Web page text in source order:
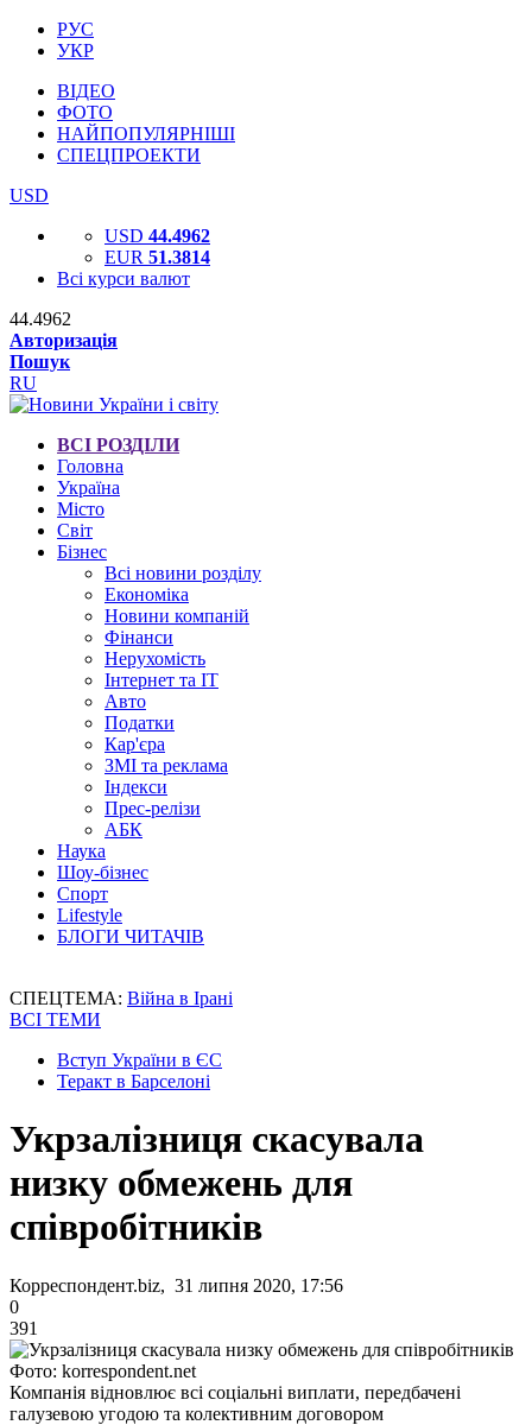
РУС
УКР
ВІДЕО
ФОТО
НАЙПОПУЛЯРНІШІ
СПЕЦПРОЕКТИ
USD
USD 44.4962
EUR 51.3814
Всі курси валют
44.4962
Авторизація
Пошук
RU
ВСІ РОЗДІЛИ
Головна
Україна
Місто
Світ
Бізнес
Всі новини розділу
Економіка
Новини компаній
Фінанси
Нерухомість
Інтернет та IT
Авто
Податки
Кар'єра
ЗМІ та реклама
Індекси
Прес-релізи
АБК
Наука
Шоу-бізнес
Спорт
Lifestyle
БЛОГИ ЧИТАЧІВ
СПЕЦТЕМА: Війна в Ірані
ВСІ ТЕМИ
Вступ України в ЄС
Теракт в Барселоні
Укрзалізниця скасувала
низку обмежень для
співробітників
Корреспондент.biz, 31 липня 2020, 17:56
0
391
Фото: korrespondent.net
Компанія відновлює всі соціальні виплати, передбачені
галузевою угодою та колективним договором